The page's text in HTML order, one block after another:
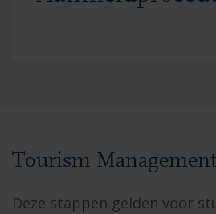
Tourism Management
Deze stappen gelden voor